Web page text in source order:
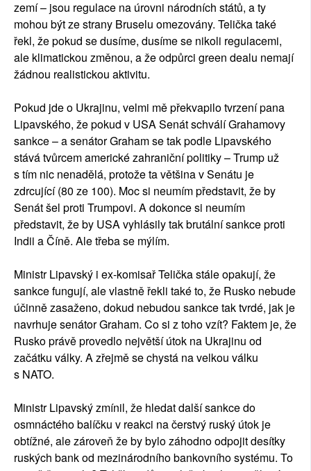
zemí – jsou regulace na úrovni národních států, a ty
mohou být ze strany Bruselu omezovány. Telička také
řekl, že pokud se dusíme, dusíme se nikoli regulacemi,
ale klimatickou změnou, a že odpůrci green dealu nemají
žádnou realistickou aktivitu.
Pokud jde o Ukrajinu, velmi mě překvapilo tvrzení pana
Lipavského, že pokud v USA Senát schválí Grahamovy
sankce – a senátor Graham se tak podle Lipavského
stává tvůrcem americké zahraniční politiky – Trump už
s tím nic nenadělá, protože ta většina v Senátu je
zdrcující (80 ze 100). Moc si neumím představit, že by
Senát šel proti Trumpovi. A dokonce si neumím
představit, že by USA vyhlásily tak brutální sankce proti
Indii a Číně. Ale třeba se mýlím.
Ministr Lipavský i ex-komisař Telička stále opakují, že
sankce fungují, ale vlastně řekli také to, že Rusko nebude
účinně zasaženo, dokud nebudou sankce tak tvrdé, jak je
navrhuje senátor Graham. Co si z toho vzít? Faktem je, že
Rusko právě provedlo největší útok na Ukrajinu od
začátku války. A zřejmě se chystá na velkou válku
s NATO.
Ministr Lipavský zmínil, že hledat další sankce do
osmnáctého balíčku v reakci na čerstvý ruský útok je
obtížné, ale zároveň že by bylo záhodno odpojit desítky
ruských bank od mezinárodního bankovního systému. To